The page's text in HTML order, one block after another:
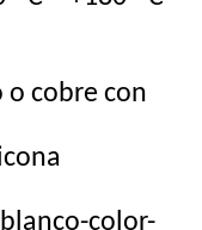
o cobre con
color-